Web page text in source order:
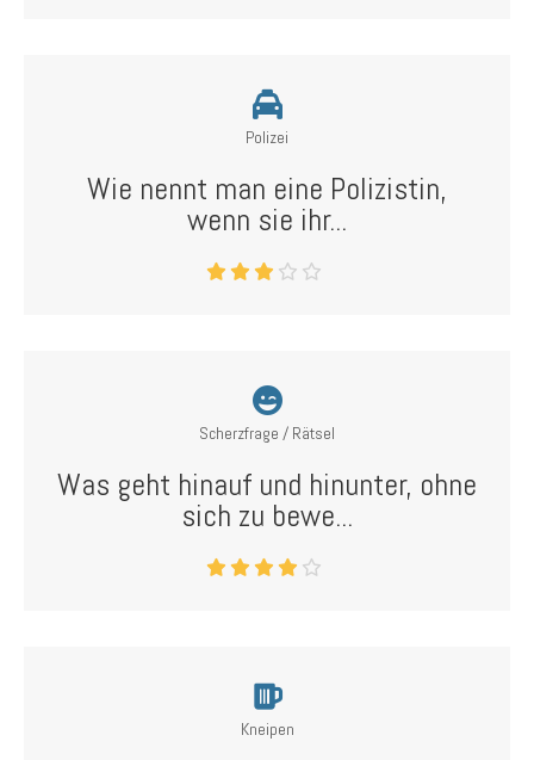
Polizei
Wie nennt man eine Polizistin,
wenn sie ihr...
Scherzfrage / Rätsel
Was geht hinauf und hinunter, ohne
sich zu bewe...
Kneipen